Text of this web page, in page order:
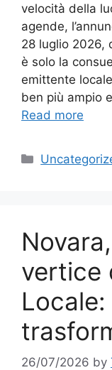
velocità della
agende,
28 luglio 2026,
è solo la
emittente
ben più ampio
Read more
Categories
vertice
26/07/2026 by